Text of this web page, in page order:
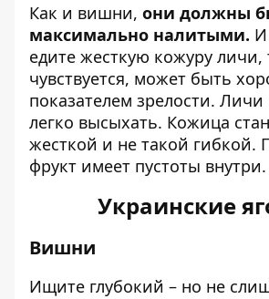
Как и вишни, они должны
максимально налитыми. И
едите жесткую кожуру личи,
чувствуется, может быть
показателем зрелости.
легко высыхать. Кожица
жесткой и не такой гибкой.
фрукт имеет пустоты внутри.
Украинские
Вишни
Ищите глубокий – но не